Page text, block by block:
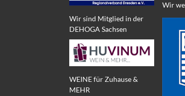
Wir sind Mitglied in der
DEHOGA Sachsen
WEINE für Zuhause &
MEHR
Wir